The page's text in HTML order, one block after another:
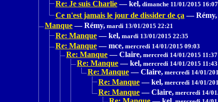
Re: Je suis Charlie — kel, dimanche 11/01/2015 16:07
Ce n'est jamais le jour de dissider de ça — Rémy,
Manque — Rémy, mardi 13/01/2015 22:21
Re: Manque — kel, mardi 13/01/2015 22:35
Re: Manque — mce, mercredi 14/01/2015 09:03
Re: Manque — Claire, mercredi 14/01/2015 11:37
Re: Manque — kel, mercredi 14/01/2015 11:43
Re: Manque — Claire, mercredi 14/01/
Re: Manque — kel, mercredi 14/01/
Re: Manque — Claire, mercredi 14/